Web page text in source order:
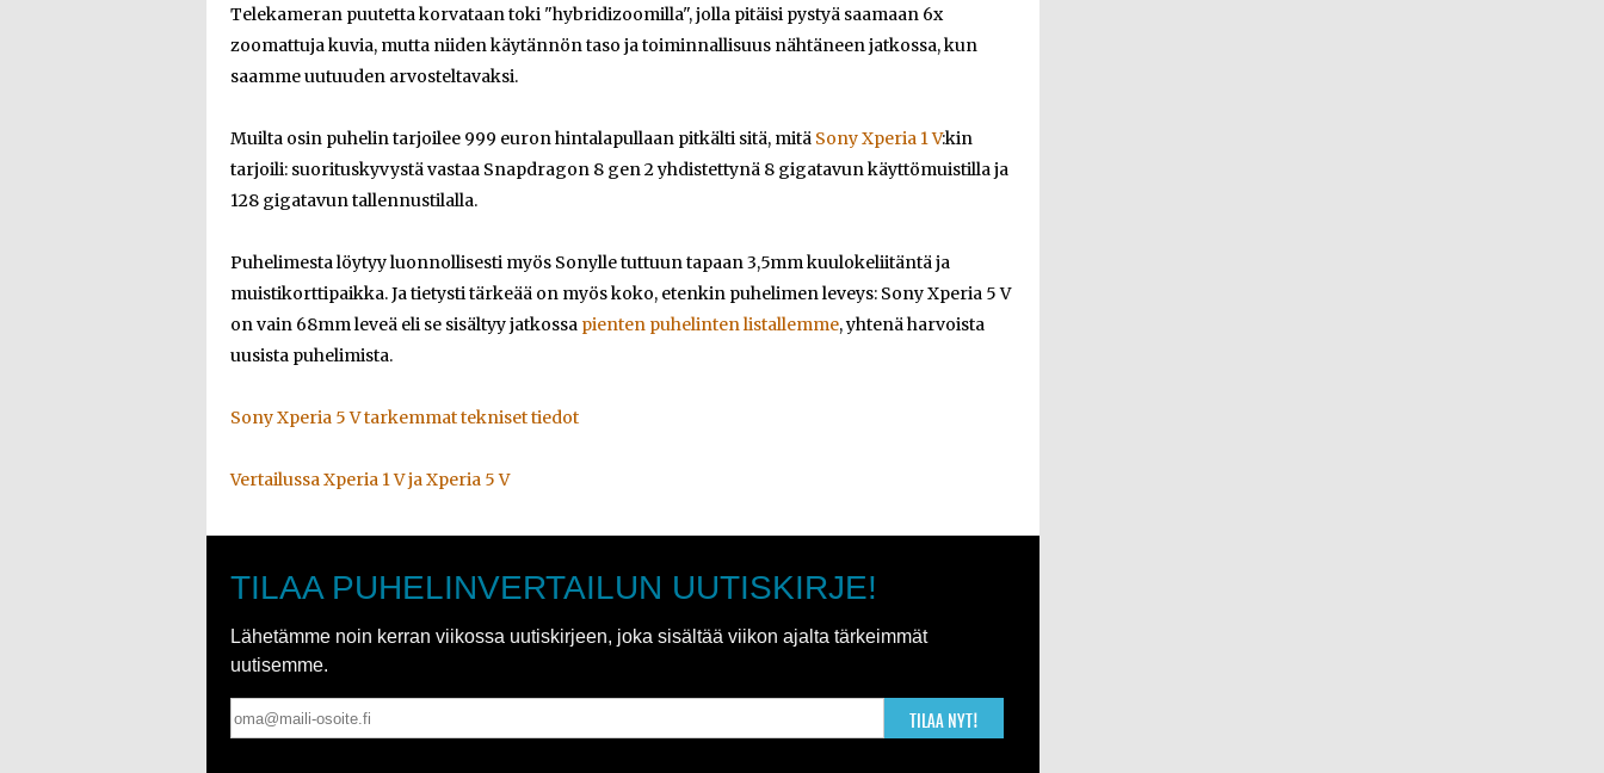
Telekameran puutetta korvataan toki "hybridizoomilla", jolla pitäisi pystyä saamaan 6x
zoomattuja kuvia, mutta niiden käytännön taso ja toiminnallisuus nähtäneen jatkossa, kun
saamme uutuuden arvosteltavaksi.
Muilta osin puhelin tarjoilee 999 euron hintalapullaan pitkälti sitä, mitä Sony Xperia 1 V:kin
tarjoili: suorituskyvystä vastaa Snapdragon 8 gen 2 yhdistettynä 8 gigatavun käyttömuistilla ja
128 gigatavun tallennustilalla.
Puhelimesta löytyy luonnollisesti myös Sonylle tuttuun tapaan 3,5mm kuulokeliitäntä ja
muistikorttipaikka. Ja tietysti tärkeää on myös koko, etenkin puhelimen leveys: Sony Xperia 5 V
on vain 68mm leveä eli se sisältyy jatkossa pienten puhelinten listallemme, yhtenä harvoista
uusista puhelimista.
Sony Xperia 5 V tarkemmat tekniset tiedot
Vertailussa Xperia 1 V ja Xperia 5 V
TILAA PUHELINVERTAILUN UUTISKIRJE!
Lähetämme noin kerran viikossa uutiskirjeen, joka sisältää viikon ajalta tärkeimmät
uutisemme.
TILAA NYT!